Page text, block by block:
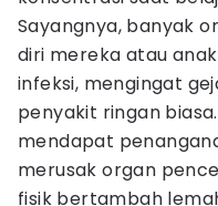
Sayangnya, banyak
diri mereka atau
infeksi, mengingat
penyakit ringan
mendapat
merusak organ
fisik bertambah